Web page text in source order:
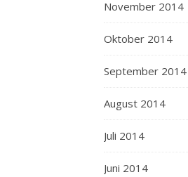
rudimentäre
Einkaufsverständigung
November 2014
Oktober 2014
September 2014
August 2014
Juli 2014
Juni 2014